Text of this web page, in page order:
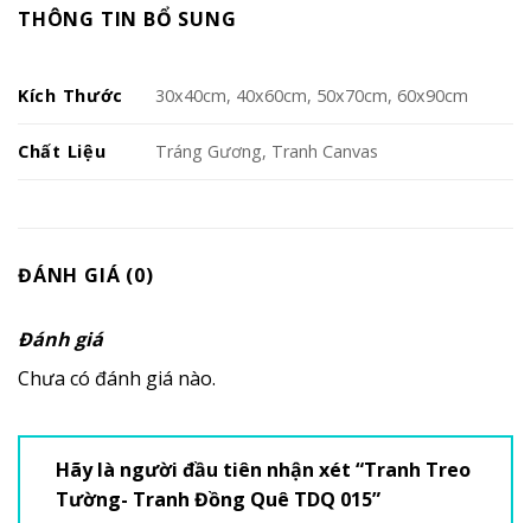
THÔNG TIN BỔ SUNG
Kích Thước 30x40cm, 40x60cm, 50x70cm, 60x90cm
Chất Liệu Tráng Gương, Tranh Canvas
ĐÁNH GIÁ (0)
Đánh giá
Chưa có đánh giá nào.
Hãy là người đầu tiên nhận xét “Tranh Treo
Tường- Tranh Đồng Quê TDQ 015”